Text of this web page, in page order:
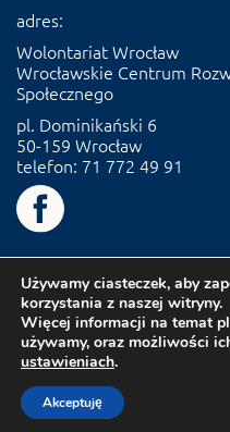
adres:
Wolontariat Wrocław
Wrocławskie Centrum
Społecznego
pl. Dominikański 6
50-159 Wrocław
telefon: 71 772 49 91
Używamy ciasteczek, aby
korzystania z naszej witryny.
Więcej informacji na temat
używamy, oraz możliwości
ustawieniach.
Akceptuję